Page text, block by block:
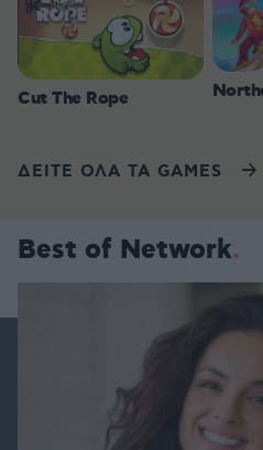
Cut The Rope
ΔΕΙΤΕ ΟΛΑ ΤΑ GAMES
Best of Network